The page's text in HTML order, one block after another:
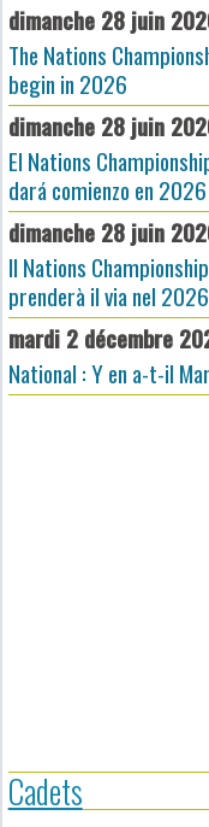
dimanche 28 juin
The Nations
begin in 2026
dimanche 28 juin
El Nations
dará comienzo en 2026
dimanche 28 juin
Il Nations
prenderà il via nel 2026
mardi 2 décembre
National : Y en a-t-il
Cadets